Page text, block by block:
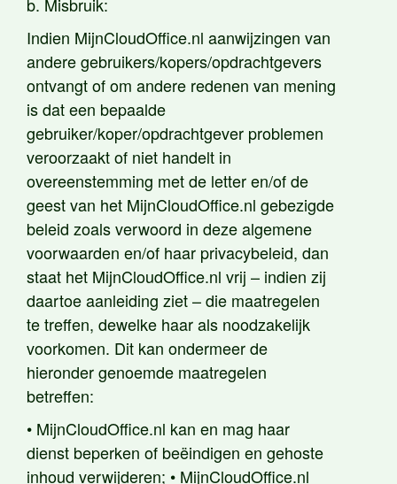
Indien MijnCloudOffice.nl aanwijzingen van
andere gebruikers/kopers/opdrachtgevers
ontvangt of om andere redenen van mening
is dat een bepaalde
gebruiker/koper/opdrachtgever problemen
veroorzaakt of niet handelt in
overeenstemming met de letter en/of de
geest van het MijnCloudOffice.nl gebezigde
beleid zoals verwoord in deze algemene
voorwaarden en/of haar privacybeleid, dan
staat het MijnCloudOffice.nl vrij – indien zij
daartoe aanleiding ziet – die maatregelen
te treffen, dewelke haar als noodzakelijk
voorkomen. Dit kan ondermeer de
hieronder genoemde maatregelen
betreffen:
• MijnCloudOffice.nl kan en mag haar
dienst beperken of beëindigen en gehoste
inhoud verwijderen; • MijnCloudOffice.nl